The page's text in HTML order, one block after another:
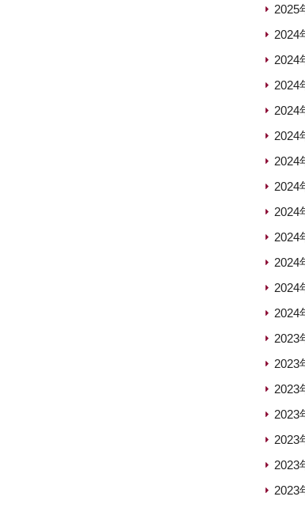
2025
2024
2024
2024
2024
2024
2024
2024
2024
2024
2024
2024
2024
2023
2023
2023
2023
2023
2023
2023